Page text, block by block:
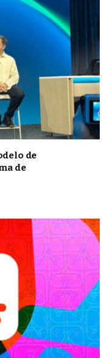
de
de